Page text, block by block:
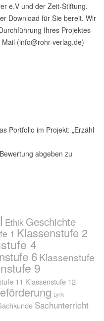
e.V und der Zeit-Stiftung.
Download für Sie bereit. Wir
Ihres Projektes
(info@rohr-verlag.de)
Portfolio im Projekt: „Erzähl
abgeben zu
Ethik Geschichte
1 Klassenstufe 2
4
6Klassenstufe
9
11 Klassenstufe 12
Lyrik
Sachunterricht